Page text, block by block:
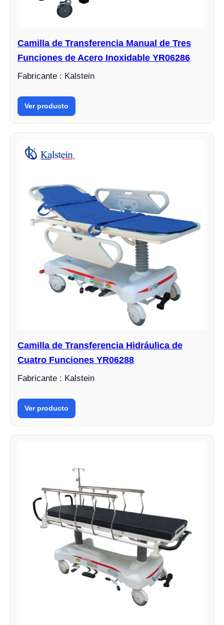
Camilla de Transferencia Manual de Tres
Funciones de Acero Inoxidable YR06286
Fabricante : Kalstein
Ver producto
Camilla de Transferencia Hidráulica de
Cuatro Funciones YR06288
Fabricante : Kalstein
Ver producto